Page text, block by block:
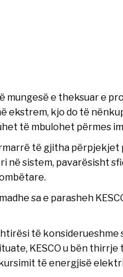
mungesë e theksuar e
ekstrem, kjo do të
të mbulohet përmes
të gjitha përpjekjet
në sistem, pavarësisht
sa e parasheh
të konsiderueshme
KESCO u bën thirrje
të energjisë